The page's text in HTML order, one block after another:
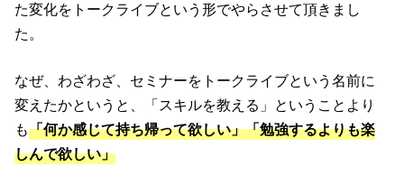
た変化をトークライブという形でやらさせて頂きまし
た。
なぜ、わざわざ、セミナーをトークライブという名前に
変えたかというと、「スキルを教える」ということより
も「何か感じて持ち帰って欲しい」「勉強するよりも楽
しんで欲しい」